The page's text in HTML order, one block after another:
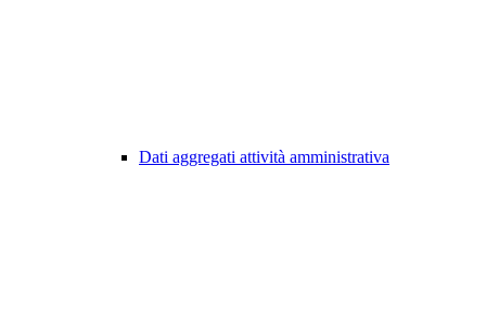
Dati aggregati attività amministrativa